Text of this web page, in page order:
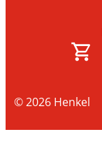
© 2026 Henkel